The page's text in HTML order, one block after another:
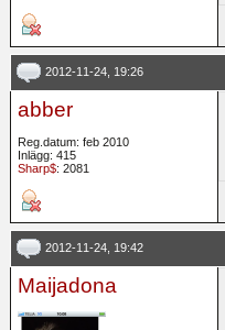
2012-11-24, 19:26
abber
Reg.datum: feb 2010
Inlägg: 415
Sharp$: 2081
2012-11-24, 19:42
Maijadona